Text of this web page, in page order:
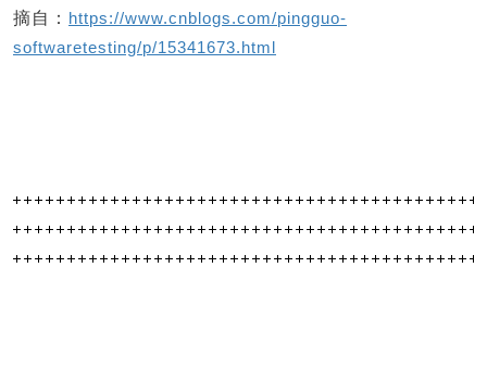
摘自： https://www.cnblogs.com/pingguo-
softwaretesting/p/15341673.html